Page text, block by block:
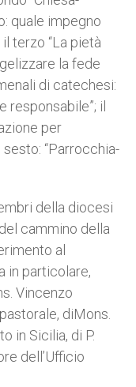
quale impegno
terzo “La pietà
la fede
di catechesi:
responsabile”; il
per
sesto: “Parrocchia-
della diocesi
cammino della
al
in particolare,
Vincenzo
diMons.
in Sicilia, di P.
dell’Ufficio